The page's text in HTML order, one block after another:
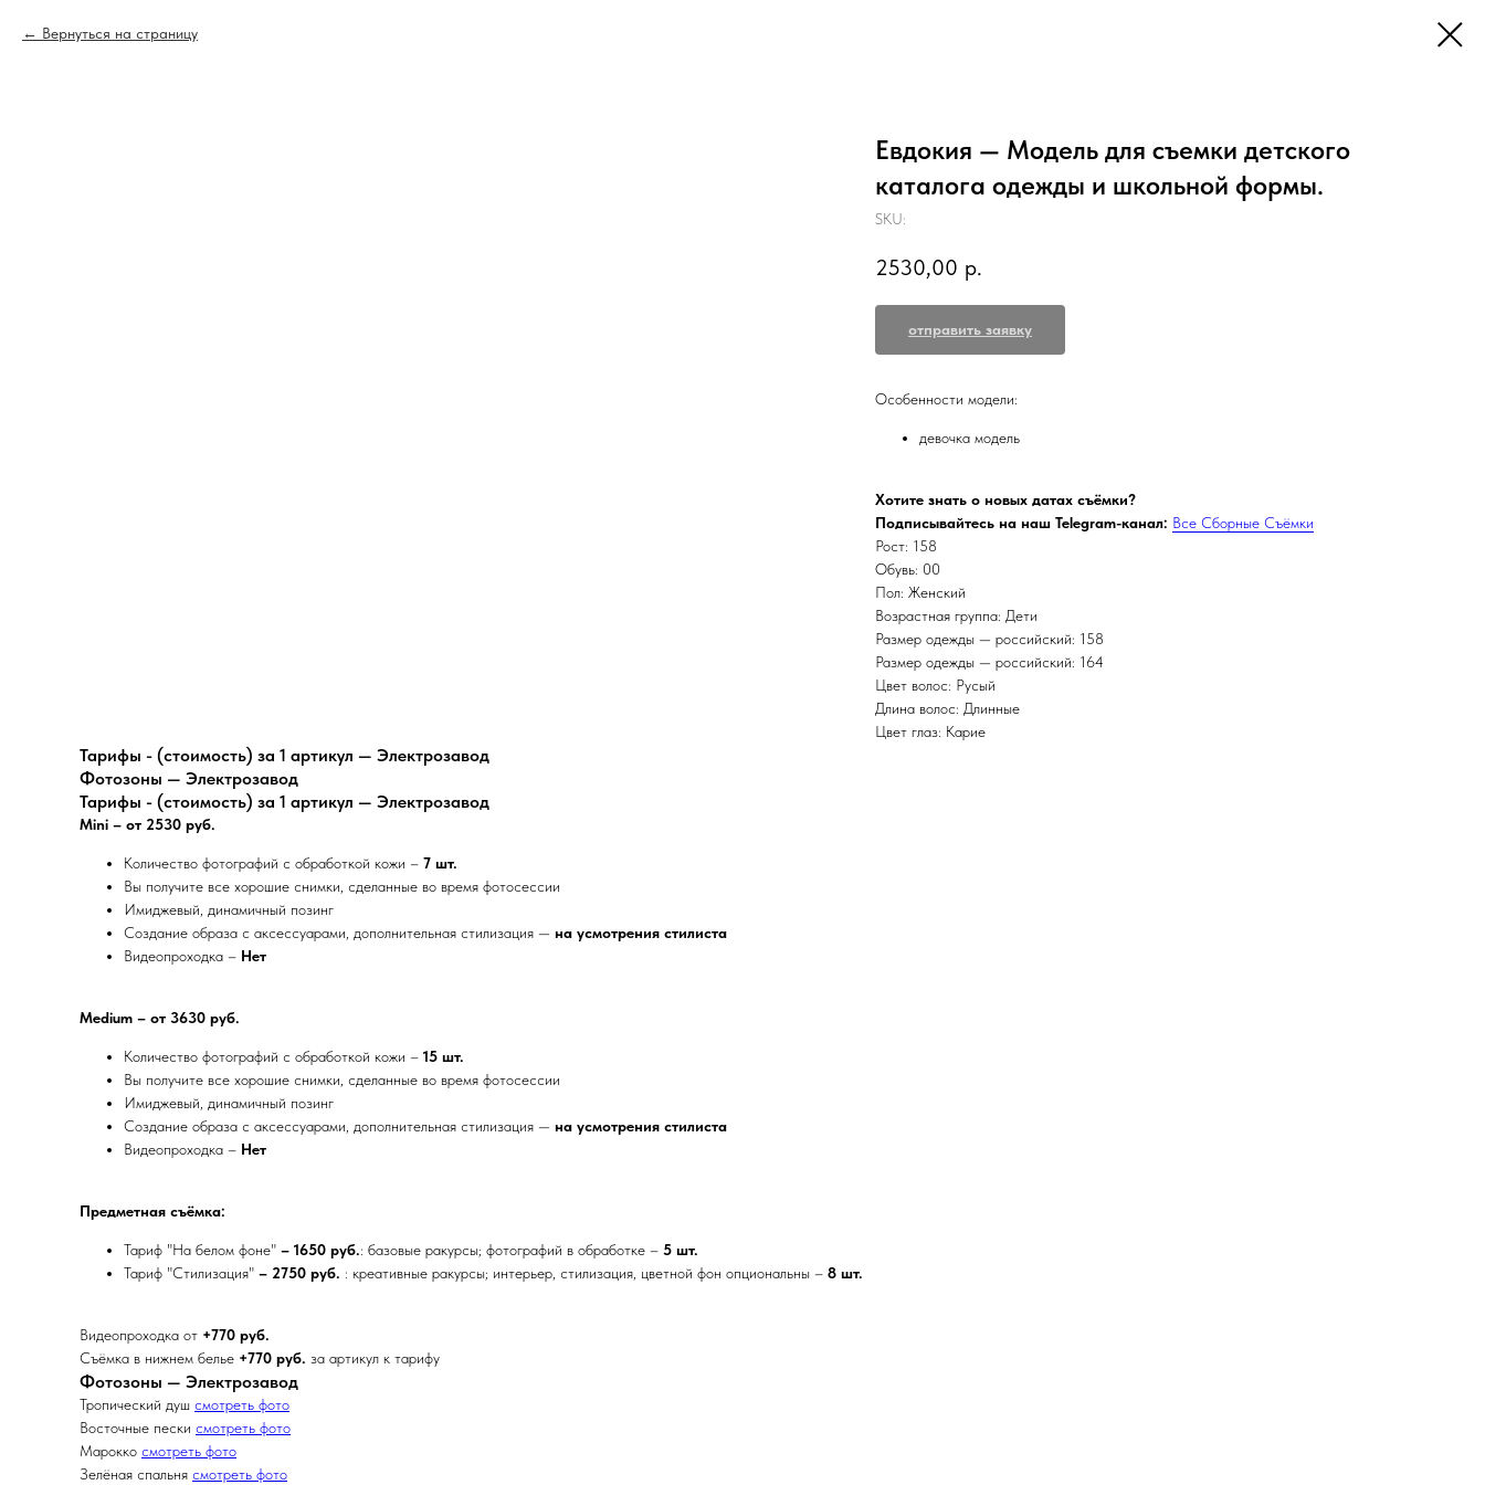
Вернуться на страницу
Евдокия — Модель для съемки детского
каталога одежды и школьной формы.
SKU:
2530,00 р.
отправить заявку
Особенности модели:
девочка модель
Хотите знать о новых датах съёмки?
Подписывайтесь на наш Telegram-канал: Все Сборные Съёмки
Рост: 158
Обувь: 00
Пол: Женский
Возрастная группа: Дети
Размер одежды — российский: 158
Размер одежды — российский: 164
Цвет волос: Русый
Длина волос: Длинные
Цвет глаз: Карие
Тарифы - (стоимость) за 1 артикул — Электрозавод
Фотозоны — Электрозавод
Тарифы - (стоимость) за 1 артикул — Электрозавод
Mini – от 2530 руб.
Количество фотографий с обработкой кожи – 7 шт.
Вы получите все хорошие снимки, сделанные во время фотосессии
Имиджевый, динамичный позинг
Создание образа с аксессуарами, дополнительная стилизация — на усмотрения стилиста
Видеопроходка – Нет
Medium – от 3630 руб.
Количество фотографий с обработкой кожи – 15 шт.
Вы получите все хорошие снимки, сделанные во время фотосессии
Имиджевый, динамичный позинг
Создание образа с аксессуарами, дополнительная стилизация — на усмотрения стилиста
Видеопроходка – Нет
Предметная съёмка:
Тариф "На белом фоне" – 1650 руб.: базовые ракурсы; фотографий в обработке – 5 шт.
Тариф "Стилизация" – 2750 руб. : креативные ракурсы; интерьер, стилизация, цветной фон опциональны – 8 шт.
Видеопроходка от +770 руб.
Съёмка в нижнем белье +770 руб. за артикул к тарифу
Фотозоны — Электрозавод
Тропический душ смотреть фото
Восточные пески смотреть фото
Марокко смотреть фото
Зелёная спальня смотреть фото